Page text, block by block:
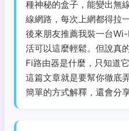
種神秘的盒子，能變出無
線網路，每次上網都得拉
後來朋友推薦我裝一台
活可以這麼輕鬆。但說真
Fi路由器是什麼，只知道
這篇文章就是要幫你徹底
簡單的方式解釋，還會分